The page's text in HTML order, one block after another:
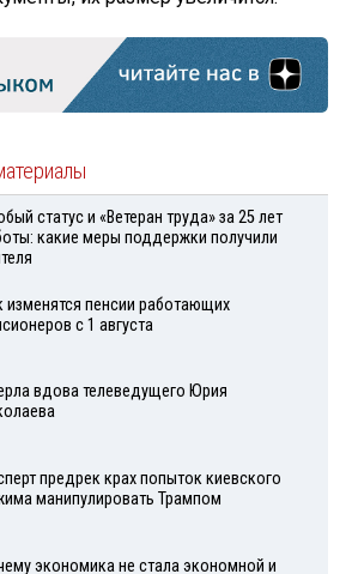
статус и «Ветеран труда» за 25 лет
какие меры поддержки получили
изменятся пенсии работающих
с 1 августа
вдова телеведущего Юрия
предрек крах попыток киевского
манипулировать Трампом
экономика не стала экономной и